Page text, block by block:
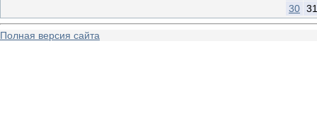
30 31
Полная версия сайта